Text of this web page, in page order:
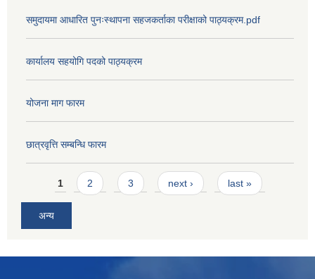
समुदायमा आधारित पुनःस्थापना सहजकर्ताका परीक्षाको पाठ्यक्रम.pdf
कार्यालय सहयोगि पदको पाठ्यक्रम
योजना माग फारम
छात्रवृत्ति सम्बन्धि फारम
Pages
1 2 3 next › last »
अन्य